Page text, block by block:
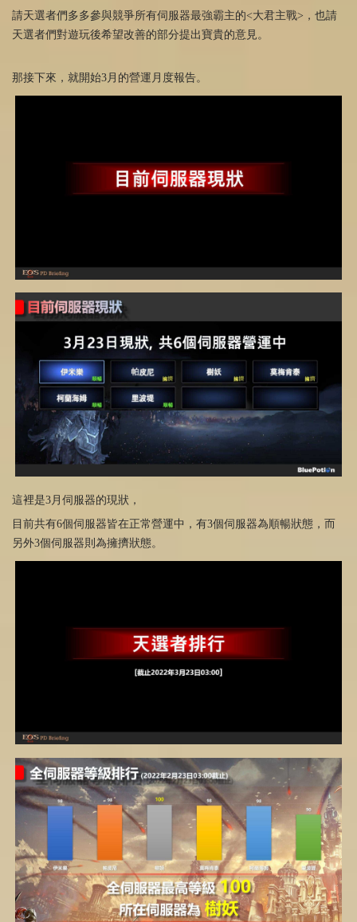
請天選者們多多參與競爭所有伺服器最強霸主的<大君主戰>，也請
天選者們對遊玩後希望改善的部分提出寶貴的意見。
那接下來，就開始3月的營運月度報告。
這裡是3月伺服器的現狀，
目前共有6個伺服器皆在正常營運中，有3個伺服器為順暢狀態，而
另外3個伺服器則為擁擠狀態。